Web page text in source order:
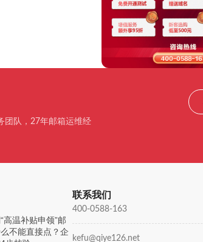
团队，27年邮箱运维经
高温补贴申领”邮
不能直接点？企
联系我们
400-0588-163
kefu@qiye126.net